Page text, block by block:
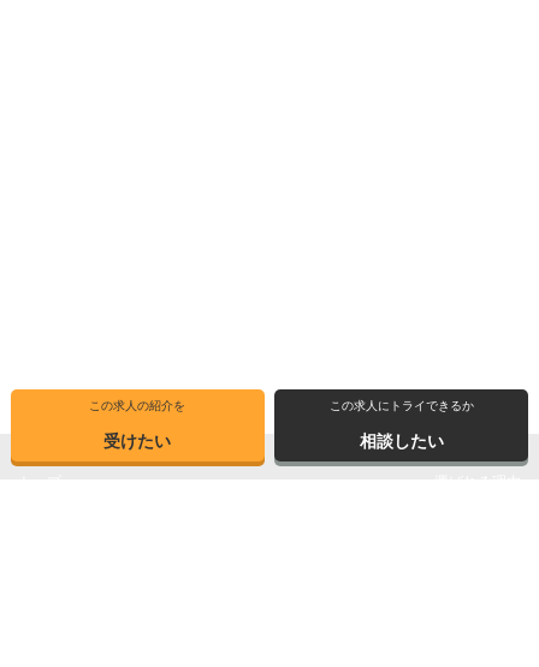
この求人の紹介を
受けたい
この求人にトライできるか
相談したい